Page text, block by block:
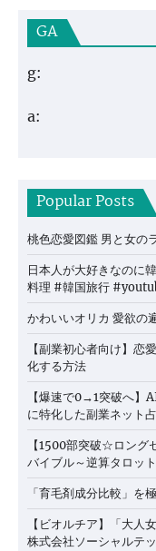
GA
g:
a:
Popular Posts
桃色恋愛図鑑 男と女の
日本人が大好きなのに
料理 #韓国旅行
かわいいオリカ 愛欲の
【副業初心者向け】
化する方法
【爆速で0→1突破へ】
に特化した副業ネット
【1500部突破☆ロング
バイブル～逆算タロッ
「育毛剤成分比較」を
【ビオルチア】「大人
株式会社ソーシャルテ